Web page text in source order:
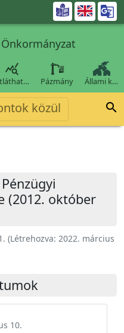


Pázmány Állami k…
közül 
(2012. október
(Létrehozva: 2022. március
10.